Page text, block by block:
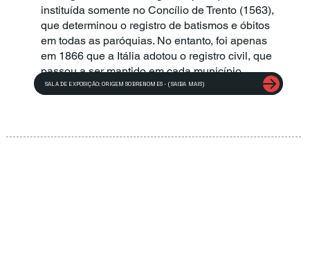
instituída somente no Concílio de Trento (1563),
que determinou o registro de batismos e óbitos
em todas as paróquias. No entanto, foi apenas
em 1866 que a Itália adotou o registro civil, que
passou a ser mantido em cada município.
SALA DE EXPOSIÇÃO: ORIGEM SOBRENOMES - (SAIBA MAIS)